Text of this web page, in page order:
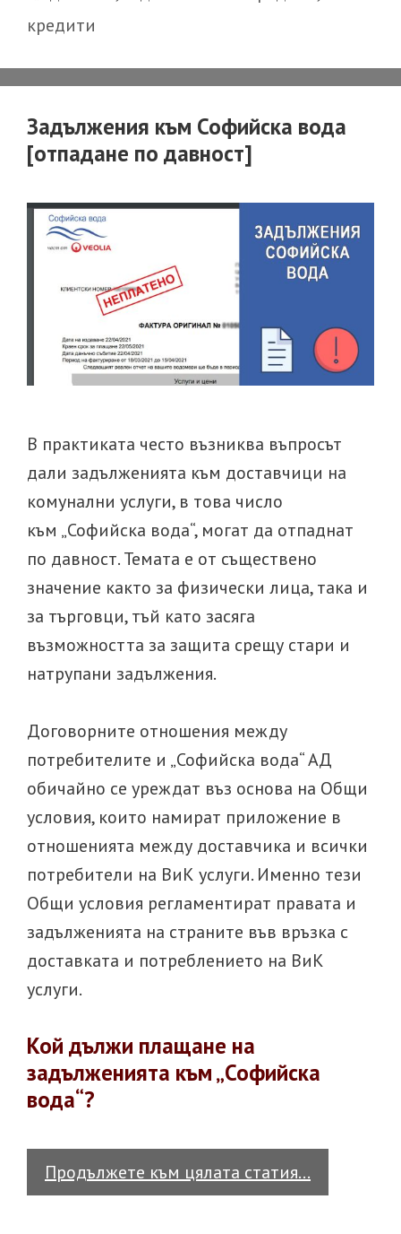
как?
кредити
Задължения към Софийска вода
[отпадане по давност]
В практиката често възниква въпросът
дали задълженията към доставчици на
комунални услуги, в това число
към „Софийска вода“, могат да отпаднат
по давност. Темата е от съществено
значение както за физически лица, така и
за търговци, тъй като засяга
възможността за защита срещу стари и
натрупани задължения.
Договорните отношения между
потребителите и „Софийска вода“ АД
обичайно се уреждат въз основа на Общи
условия, които намират приложение в
отношенията между доставчика и всички
потребители на ВиК услуги. Именно тези
Общи условия регламентират правата и
задълженията на страните във връзка с
доставката и потреблението на ВиК
услуги.
Кой дължи плащане на
задълженията към „Софийска
вода“?
Продължете към цялата статия…
към